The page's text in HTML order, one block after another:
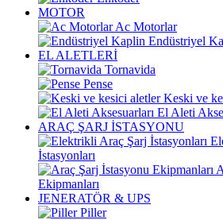
MOTOR
Ac Motorlar
Endüstriyel
EL ALETLERİ
Tornavida
Pense
Keski ve
El Aleti
ARAÇ ŞARJ İSTASYONU
İstasyonları
Ekipmanları
JENERATÖR & UPS
Piller